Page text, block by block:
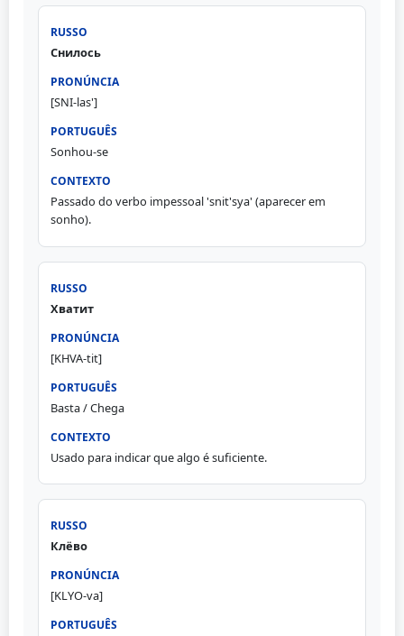
Снилось
[SNI-las']
Sonhou-se
Passado do verbo impessoal 'snit'sya' (aparecer em
sonho).
Хватит
[KHVA-tit]
Basta / Chega
Usado para indicar que algo é suficiente.
Клёво
[KLYO-va]